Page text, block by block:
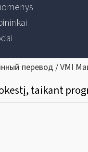
перевод / VMI
taikant